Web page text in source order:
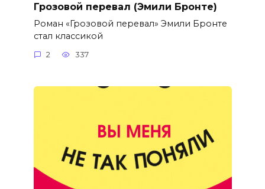
Грозовой перевал (Эмили Бронте)
Роман «Грозовой перевал» Эмили Бронте
стал классикой
2 337